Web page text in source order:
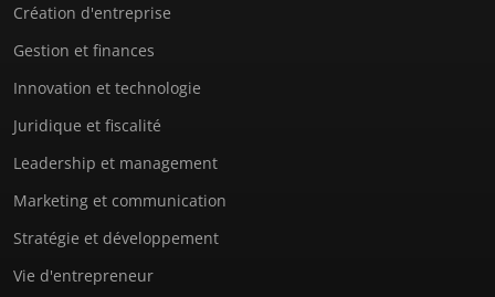
Création d'entreprise
Gestion et finances
Innovation et technologie
Juridique et fiscalité
Leadership et management
Marketing et communication
Stratégie et développement
Vie d'entrepreneur